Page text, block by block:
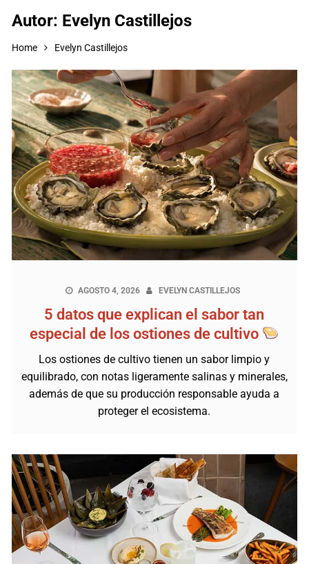
Autor: Evelyn Castillejos
Home Evelyn Castillejos
AGOSTO 4, 2026 EVELYN CASTILLEJOS
5 datos que explican el sabor tan
especial de los ostiones de cultivo
Los ostiones de cultivo tienen un sabor limpio y
equilibrado, con notas ligeramente salinas y minerales,
además de que su producción responsable ayuda a
proteger el ecosistema.